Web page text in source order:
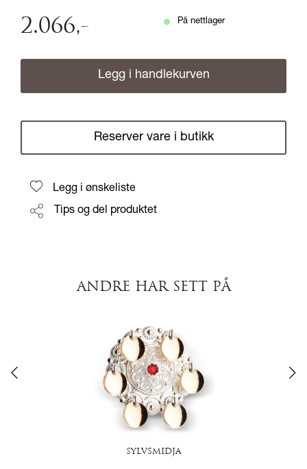
2.066,- På nettlager
Legg i handlekurven
Reserver vare i butikk
Legg i ønskeliste
Tips og del produktet
ANDRE HAR SETT PÅ
SYLVSMIDJA